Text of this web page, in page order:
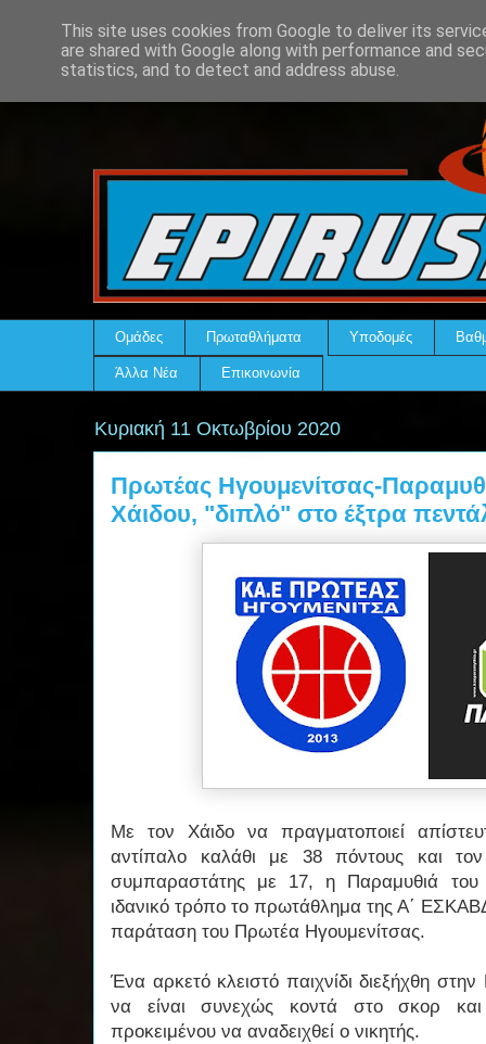
Ομάδες Πρωταθλήματα Υποδομές
Άλλα Νέα Επικοινωνία
Κυριακή 11 Οκτωβρίου 2020
Πρωτέας Ηγουμενίτσας-
Χάιδου, "διπλό" στο έξτρα
Με τον Χάιδο να πραγματοποιεί
αντίπαλο καλάθι με 38 πόντους και
συμπαραστάτης με 17, η Παραμυθιά του
ιδανικό τρόπο το πρωτάθλημα της Α΄
παράταση του Πρωτέα Ηγουμενίτσας.
Ένα αρκετό κλειστό παιχνίδι διεξήχθη
να είναι συνεχώς κοντά στο σκορ
προκειμένου να αναδειχθεί ο νικητής.
This site uses cookies from Google to deliver its
are shared with Google along with performance and
statistics, and to detect and address abuse.